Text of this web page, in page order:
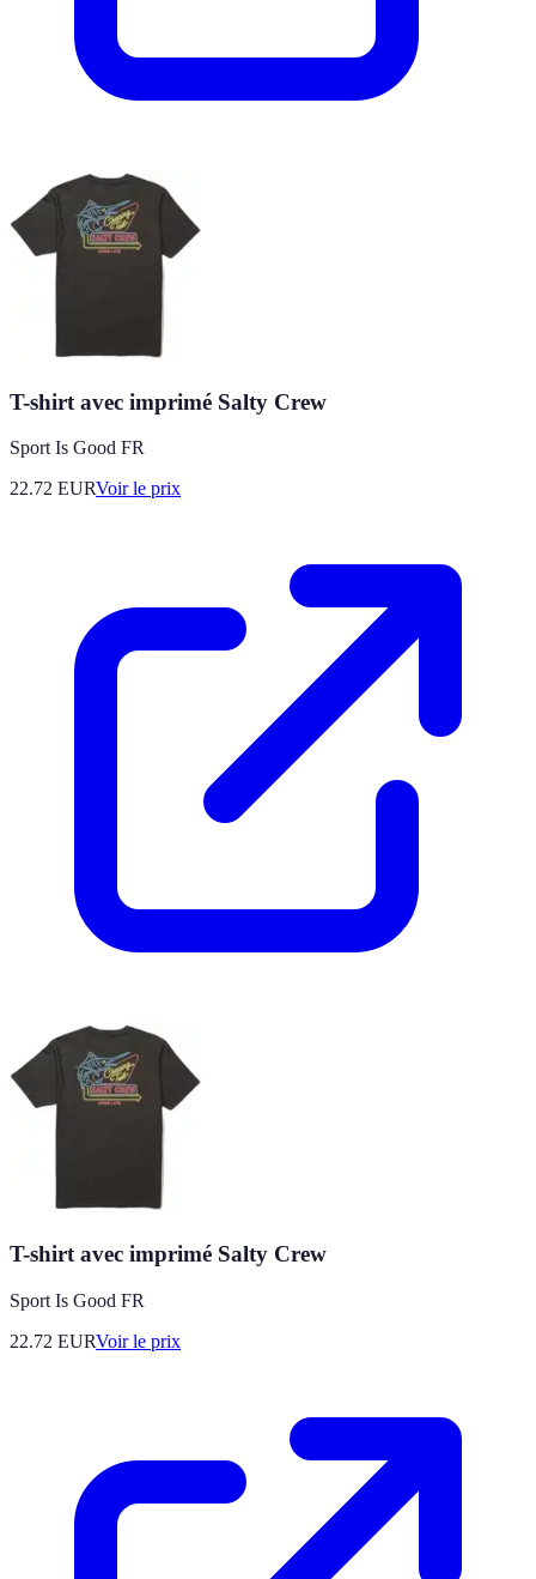
T-shirt avec imprimé Salty Crew
Sport Is Good FR
22.72 EURVoir le prix
T-shirt avec imprimé Salty Crew
Sport Is Good FR
22.72 EURVoir le prix